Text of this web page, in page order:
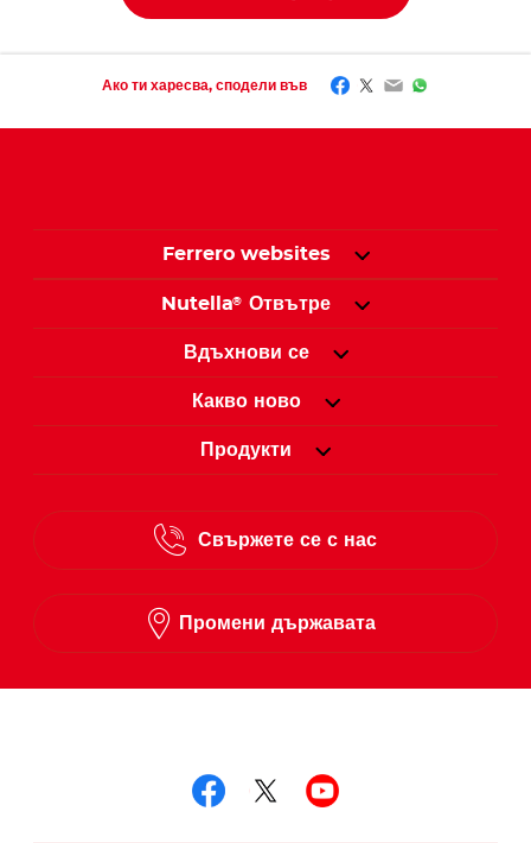
Ако ти харесва, сподели във Facebook
Twitter
EmailWhatsApp
Ferrero websites
Nutella® Отвътре
Вдъхнови се
Какво ново
Продукти
Свържете се с нас
Промени държавата